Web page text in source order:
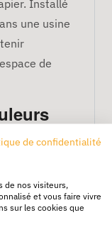
Installé
une usine
de
de
de confidentialité
de nos visiteurs,
et vous faire vivre
sur les cookies que